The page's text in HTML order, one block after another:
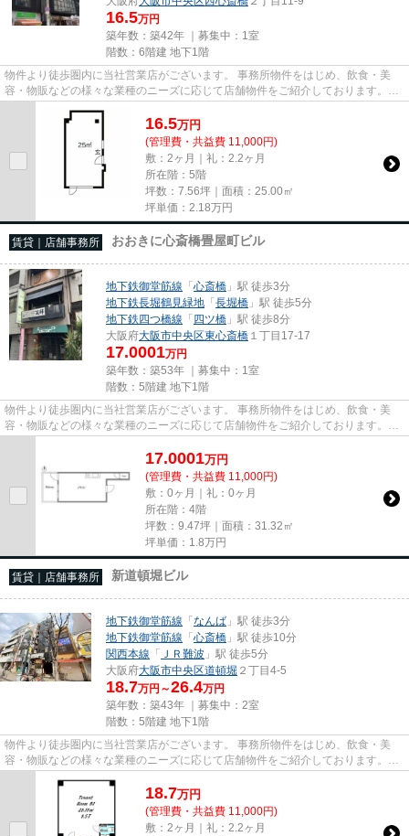
16.5万円
築年数：築42年 ｜募集中： 1室
階数：6階建 地下1階
物件より徒歩圏内に当社営業店がございます。 事務所物件をはじめ、飲食・美
容・物販などの様々な業種のニーズに応じて店舗物件をご紹介しております。
尚、弊社ではおとり広告は一切...
16.5万円
(管理費・共益費 11,000円)
敷：2ヶ月｜礼：2.2ヶ月
所在階：5階
坪数：7.56坪｜面積：25.00㎡
坪単価： 2.18万円
賃貸｜店舗事務所 おおきに心斎橋畳屋町ビル
地下鉄御堂筋線 「心斎橋 」駅 徒歩3分
地下鉄長堀鶴見緑地 「長堀橋 」駅 徒歩5分
地下鉄四つ橋線 「四ツ橋 」駅 徒歩8分
大阪府大阪市中央区東心斎橋 １丁目17-17
17.0001万円
築年数：築53年 ｜募集中： 1室
階数：5階建 地下1階
物件より徒歩圏内に当社営業店がございます。 事務所物件をはじめ、飲食・美
容・物販などの様々な業種のニーズに応じて店舗物件をご紹介しております。
尚、弊社ではおとり広告は一切...
17.0001万円
(管理費・共益費 11,000円)
敷：0ヶ月｜礼：0ヶ月
所在階：4階
坪数：9.47坪｜面積：31.32㎡
坪単価： 1.8万円
賃貸｜店舗事務所 新道頓堀ビル
地下鉄御堂筋線 「なんば 」駅 徒歩3分
地下鉄御堂筋線 「心斎橋 」駅 徒歩10分
関西本線 「 ＪＲ難波 」駅 徒歩5分
大阪府大阪市中央区道頓堀 ２丁目4-5
18.7万円～26.4万円
築年数：築43年 ｜募集中： 2室
階数：5階建 地下1階
物件より徒歩圏内に当社営業店がございます。 事務所物件をはじめ、飲食・美
容・物販などの様々な業種のニーズに応じて店舗物件をご紹介しております。
尚、弊社ではおとり広告は一切...
18.7万円
(管理費・共益費 11,000円)
敷：2ヶ月｜礼：2.2ヶ月